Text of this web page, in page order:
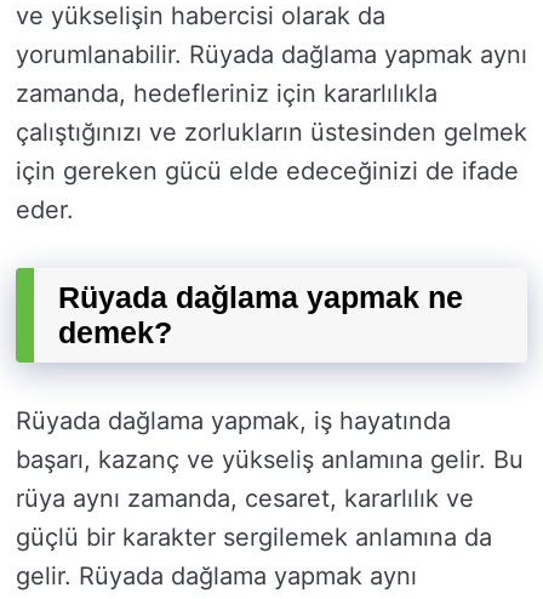
ve yükselişin habercisi olarak da
yorumlanabilir. Rüyada dağlama yapmak aynı
zamanda, hedefleriniz için kararlılıkla
çalıştığınızı ve zorlukların üstesinden gelmek
için gereken gücü elde edeceğinizi de ifade
eder.
Rüyada dağlama yapmak ne
demek?
Rüyada dağlama yapmak, iş hayatında
başarı, kazanç ve yükseliş anlamına gelir. Bu
rüya aynı zamanda, cesaret, kararlılık ve
güçlü bir karakter sergilemek anlamına da
gelir. Rüyada dağlama yapmak aynı